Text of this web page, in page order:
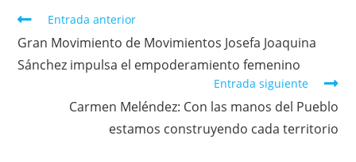
Entrada anterior
Gran Movimiento de Movimientos Josefa Joaquina
Sánchez impulsa el empoderamiento femenino
Entrada siguiente
Carmen Meléndez: Con las manos del Pueblo
estamos construyendo cada territorio